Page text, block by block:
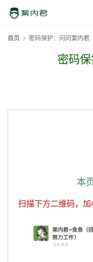
首页 密码保护：问问案内君
密码
本
扫描下方二维码，